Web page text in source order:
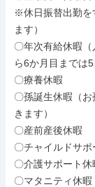
※休日振替出勤を
ます）
〇年次有給休暇
ら6か月目までは5
〇療養休暇
〇孫誕生休暇（
きます）
〇産前産後休暇
〇チャイルドサポ
〇介護サポート休
〇マタニティ休